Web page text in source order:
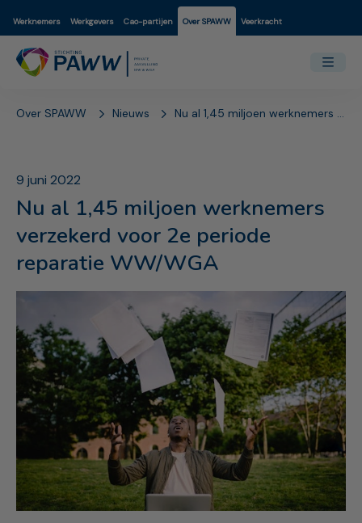
Werknemers Werkgevers Cao-partijen Over SPAWW Veerkracht
Over SPAWW Nieuws Nu al 1,45 miljoen werknemers verzekerd voor 2e periode reparatie WW/WGA
9 juni 2022
Nu al 1,45 miljoen werknemers
verzekerd voor 2e periode
reparatie WW/WGA